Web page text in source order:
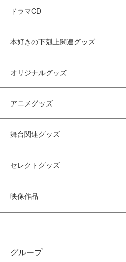
ドラマCD
本好きの下剋上関連グッズ
オリジナルグッズ
アニメグッズ
舞台関連グッズ
セレクトグッズ
映像作品
グループ